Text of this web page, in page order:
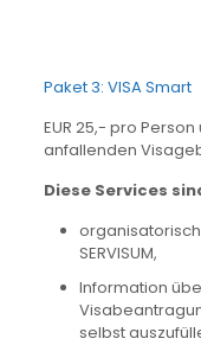
Paket 3: VISA Smart
EUR 25,- pro
anfallenden
Diese Services
SERVISUM,
Information
selbst